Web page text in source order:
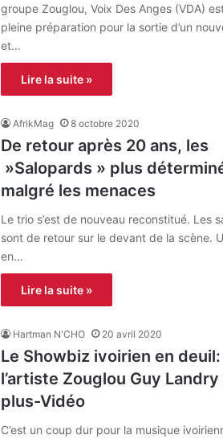
groupe Zouglou, Voix Des Anges (VDA)
pleine préparation pour la sortie d’un
et…
Lire la suite »
AfrikMag 8 octobre 2020
De retour après 20 ans, les
»Salopards » plus
malgré les menaces
Le trio s’est de nouveau reconstitué. Les
sont de retour sur le devant de la scène.
en…
Lire la suite »
Hartman N'CHO 20 avril 2020
Le Showbiz ivoirien en deuil:
l’artiste Zouglou Guy Landry
plus-Vidéo
C’est un coup dur pour la musique